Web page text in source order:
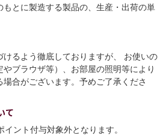
もとに製造する製品の、生産・出荷の単
けるよう徹底しておりますが、 お使いの
ブラウザ等）、お部屋の照明等により
合がございます。予めご了承くださ
て
ント付与対象外となります。